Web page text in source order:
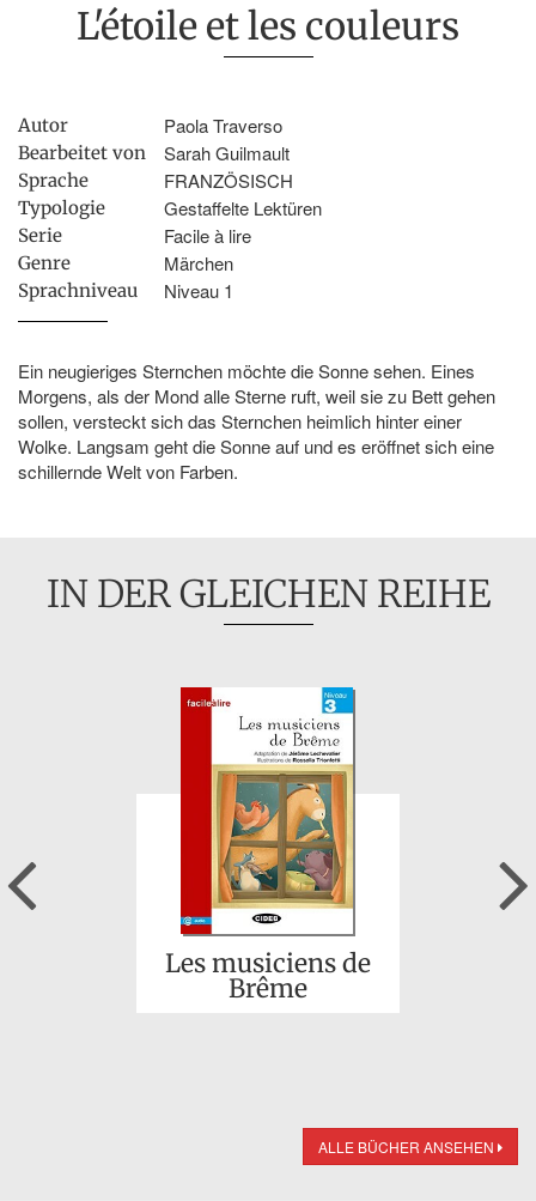
L'étoile et les couleurs
Autor Paola Traverso
Bearbeitet von Sarah Guilmault
Sprache FRANZÖSISCH
Typologie Gestaffelte Lektüren
Serie Facile à lire
Genre Märchen
Sprachniveau Niveau 1
Ein neugieriges Sternchen möchte die Sonne sehen. Eines
Morgens, als der Mond alle Sterne ruft, weil sie zu Bett gehen
sollen, versteckt sich das Sternchen heimlich hinter einer
Wolke. Langsam geht die Sonne auf und es eröffnet sich eine
schillernde Welt von Farben.
IN DER GLEICHEN REIHE
Les musiciens de
Brême
Previous
ALLE BÜCHER ANSEHEN